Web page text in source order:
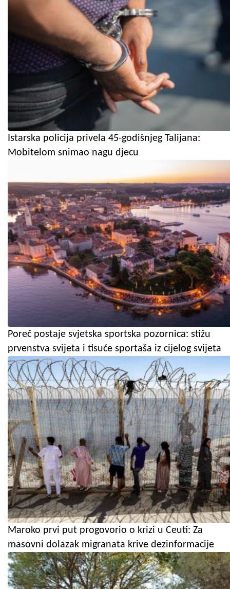
Istarska policija privela 45-godišnjeg Talijana:
Mobitelom snimao nagu djecu
Poreč postaje svjetska sportska pozornica: stižu
prvenstva svijeta i tisuće sportaša iz cijelog svijeta
Maroko prvi put progovorio o krizi u Ceuti: Za
masovni dolazak migranata krive dezinformacije